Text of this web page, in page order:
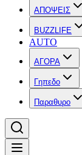
ΑΠΟΨΕΙΣ
BUZZLIFE
AUTO
ΑΓΟΡΑ
Γηπεδο
Παραθυρο